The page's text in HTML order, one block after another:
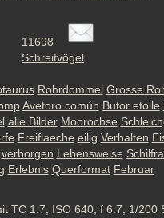
11698
Schreitvögel
Rohrdommel Grosse
Avetoro común Butor etoile
alle Bilder Moorochse
Freiflaeche eilig Verhalten
verborgen Lebensweise
Erlebnis Querformat Februar
TC 1.7, ISO 640, f 6.7, 1/200